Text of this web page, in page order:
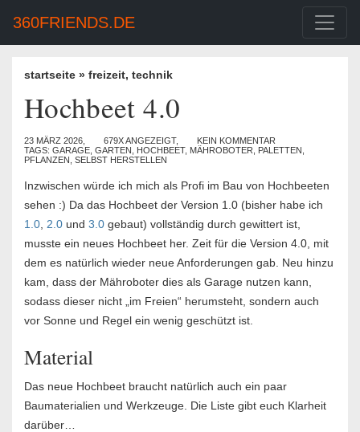
360FRIENDS.DE
startseite » freizeit, technik
Hochbeet 4.0
23 MÄRZ 2026, 679X ANGEZEIGT,
KEIN KOMMENTAR
TAGS: GARAGE GARTEN HOCHBEET, MÄHROBOTER PALETTEN
PFLANZEN SELBST HERSTELLEN
Inzwischen würde ich mich als Profi im Bau von Hochbeeten
sehen :) Da das Hochbeet der Version 1.0 (bisher habe ich
1.0 2.0 und 3.0 gebaut) vollständig durch gewittert ist,
musste ein neues Hochbeet her. Zeit für die Version 4.0, mit
dem es natürlich wieder neue Anforderungen gab. Neu hinzu
kam, dass der Mähroboter dies als Garage nutzen kann,
sodass dieser nicht „im Freien“ herumsteht, sondern auch
vor Sonne und Regel ein wenig geschützt ist.
Material
Das neue Hochbeet braucht natürlich auch ein paar
Baumaterialien und Werkzeuge. Die Liste gibt euch Klarheit
darüber…